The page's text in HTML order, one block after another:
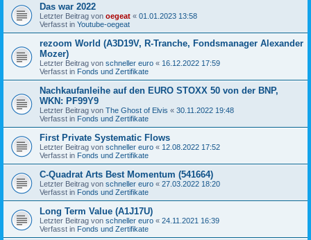
Das war 2022
Letzter Beitrag von oegeat « 01.01.2023 13:58
Verfasst in Youtube-oegeat
rezoom World (A3D19V, R-Tranche, Fondsmanager Alexander
Mozer)
Letzter Beitrag von schneller euro « 16.12.2022 17:59
Verfasst in Fonds und Zertifikate
Nachkaufanleihe auf den EURO STOXX 50 von der BNP,
WKN: PF99Y9
Letzter Beitrag von The Ghost of Elvis « 30.11.2022 19:48
Verfasst in Fonds und Zertifikate
First Private Systematic Flows
Letzter Beitrag von schneller euro « 12.08.2022 17:52
Verfasst in Fonds und Zertifikate
C-Quadrat Arts Best Momentum (541664)
Letzter Beitrag von schneller euro « 27.03.2022 18:20
Verfasst in Fonds und Zertifikate
Long Term Value (A1J17U)
Letzter Beitrag von schneller euro « 24.11.2021 16:39
Verfasst in Fonds und Zertifikate